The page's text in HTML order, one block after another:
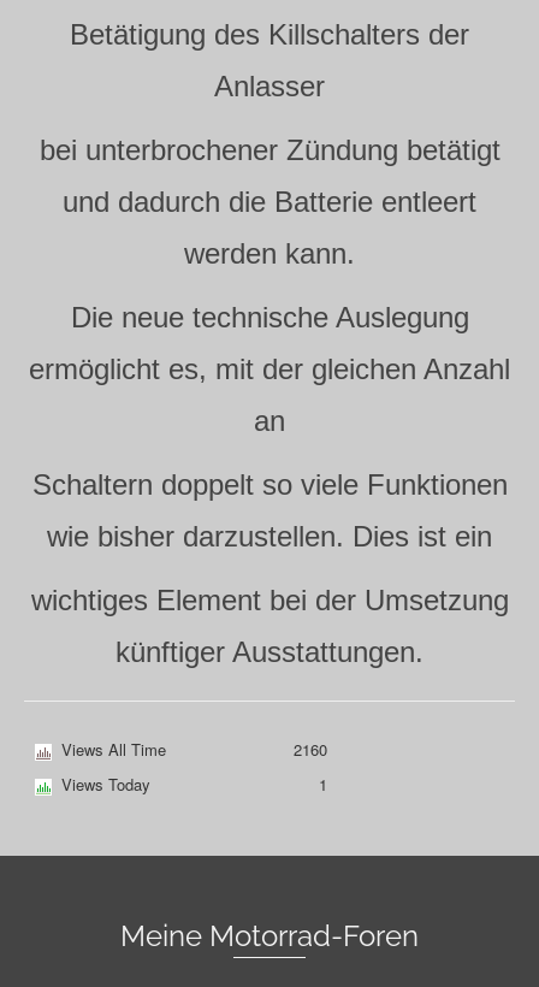
Betätigung des Killschalters der
Anlasser
bei unterbrochener Zündung betätigt
und dadurch die Batterie entleert
werden kann.
Die neue technische Auslegung
ermöglicht es, mit der gleichen Anzahl
an
Schaltern doppelt so viele Funktionen
wie bisher darzustellen. Dies ist ein
wichtiges Element bei der Umsetzung
künftiger Ausstattungen.
Views All Time
2160
Views Today
1
Meine Motorrad-Foren